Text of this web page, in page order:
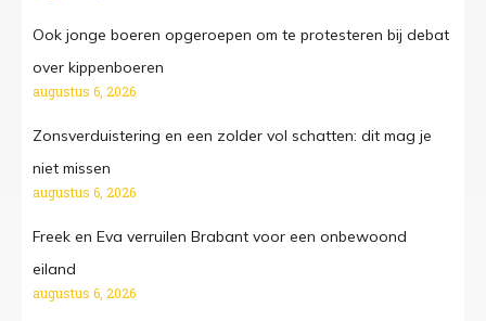
Ook jonge boeren opgeroepen om te protesteren bij debat
over kippenboeren
augustus 6, 2026
Zonsverduistering en een zolder vol schatten: dit mag je
niet missen
augustus 6, 2026
Freek en Eva verruilen Brabant voor een onbewoond
eiland
augustus 6, 2026